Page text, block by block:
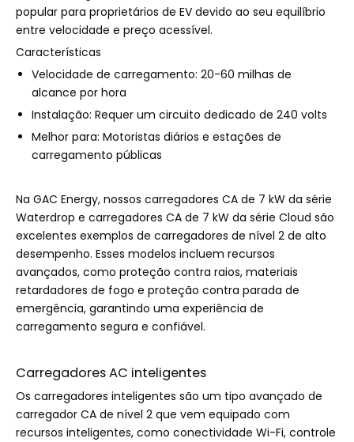
popular para proprietários de EV devido ao seu equilíbrio
entre velocidade e preço acessível.
Características
Velocidade de carregamento: 20-60 milhas de
alcance por hora
Instalação: Requer um circuito dedicado de 240 volts
Melhor para: Motoristas diários e estações de
carregamento públicas
Na GAC ​​Energy, nossos carregadores CA de 7 kW da série
Waterdrop e carregadores CA de 7 kW da série Cloud são
excelentes exemplos de carregadores de nível 2 de alto
desempenho. Esses modelos incluem recursos
avançados, como proteção contra raios, materiais
retardadores de fogo e proteção contra parada de
emergência, garantindo uma experiência de
carregamento segura e confiável.
Carregadores AC inteligentes
Os carregadores inteligentes são um tipo avançado de
carregador CA de nível 2 que vem equipado com
recursos inteligentes, como conectividade Wi-Fi, controle